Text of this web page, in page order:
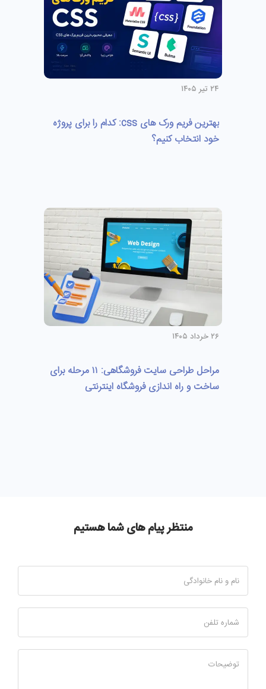
۲۴ تیر ۱۴۰۵
بهترین فریم ورک های css: کدام را برای پروژه
خود انتخاب کنیم؟
۲۶ خرداد ۱۴۰۵
مراحل طراحی سایت فروشگاهی: ۱۱ مرحله برای
ساخت و راه اندازی فروشگاه اینترنتی
منتظر پیام های شما هستیم
نام و نام خانوادگی
شماره تلفن
توضیحات